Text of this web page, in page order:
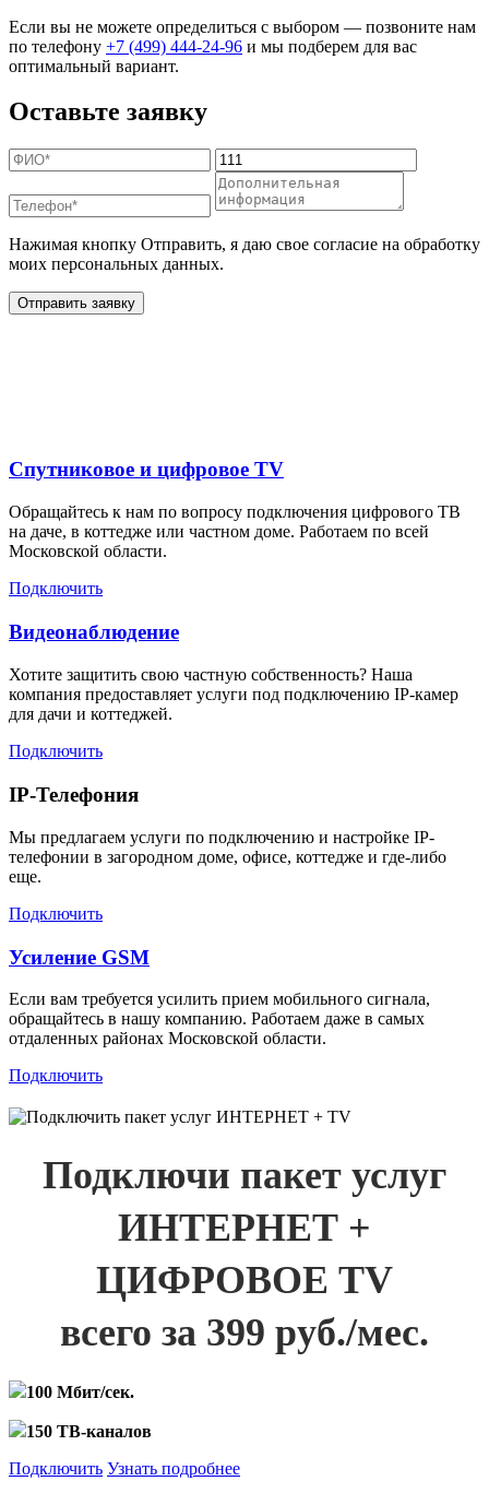
Если вы не можете определиться с выбором — позвоните нам
по телефону +7 (499) 444-24-96 и мы подберем для вас
оптимальный вариант.
Оставьте заявку
Нажимая кнопку Отправить, я даю свое согласие на обработку
моих персональных данных.
Отправить заявку
Спутниковое и цифровое TV
Обращайтесь к нам по вопросу подключения цифрового ТВ
на даче, в коттедже или частном доме. Работаем по всей
Московской области.
Подключить
Видеонаблюдение
Хотите защитить свою частную собственность? Наша
компания предоставляет услуги под подключению IP-камер
для дачи и коттеджей.
Подключить
IP-Телефония
Мы предлагаем услуги по подключению и настройке IP-
телефонии в загородном доме, офисе, коттедже и где-либо
еще.
Подключить
Усиление GSM
Если вам требуется усилить прием мобильного сигнала,
обращайтесь в нашу компанию. Работаем даже в самых
отдаленных районах Московской области.
Подключить
Подключи пакет услуг
ИНТЕРНЕТ +
ЦИФРОВОЕ TV
всего за 399 руб./мес.
100 Мбит/сек.
150 ТВ-каналов
Подключить Узнать подробнее